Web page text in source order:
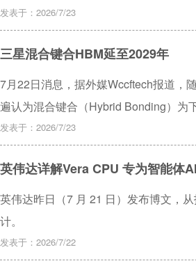
发表于：2026/7/23
三星混合键合HBM延至2029年
7月22日消息，据外媒Wccftech报道，
遍认为混合键合（Hybrid Bonding）为
键合HBM大规模量产时间延后至2029
发表于：2026/7/23
英伟达详解Vera CPU 专为智能体
英伟达昨日（7 月 21 日）发布博文，
计。
发表于：2026/7/22